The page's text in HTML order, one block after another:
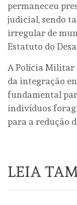
permaneceu
judicial, sendo
irregular de
Estatuto do
A Polícia Militar
da integração
fundamental
indivíduos
para a redução
LEIA